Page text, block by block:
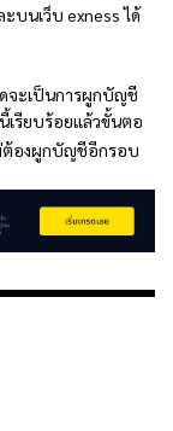
บนเว็บ exness ได้
จะเป็นการผูกบัญชี
เรียบร้อยแล้วขั้นตอ
ต้องผูกบัญชีอีกรอบ